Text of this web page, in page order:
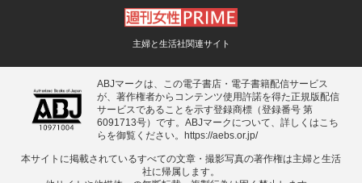
主婦と生活社関連サイト
ABJマークは、この電子書店・電子書籍配信サービス
が、著作権者からコンテンツ使用許諾を得た正規版配信
サービスであることを示す登録商標（登録番号 第
6091713号）です。ABJマークについて、詳しくはこち
らを御覧ください。
https://aebs.or.jp/
本サイトに掲載されているすべての⽂章・撮影写真の著作権は主婦と⽣活
社に帰属します。